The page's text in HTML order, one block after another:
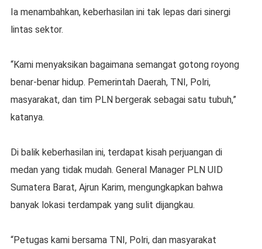
Ia menambahkan, keberhasilan ini tak lepas dari sinergi
lintas sektor.
“Kami menyaksikan bagaimana semangat gotong royong
benar-benar hidup. Pemerintah Daerah, TNI, Polri,
masyarakat, dan tim PLN bergerak sebagai satu tubuh,”
katanya.
Di balik keberhasilan ini, terdapat kisah perjuangan di
medan yang tidak mudah. General Manager PLN UID
Sumatera Barat, Ajrun Karim, mengungkapkan bahwa
banyak lokasi terdampak yang sulit dijangkau.
“Petugas kami bersama TNI, Polri, dan masyarakat